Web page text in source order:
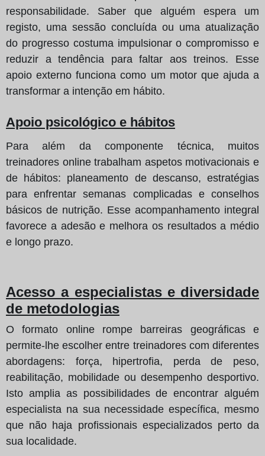
responsabilidade. Saber que alguém espera um
registo, uma sessão concluída ou uma atualização
do progresso costuma impulsionar o compromisso e
reduzir a tendência para faltar aos treinos. Esse
apoio externo funciona como um motor que ajuda a
transformar a intenção em hábito.
Apoio psicológico e hábitos
Para além da componente técnica, muitos
treinadores online trabalham aspetos motivacionais e
de hábitos: planeamento de descanso, estratégias
para enfrentar semanas complicadas e conselhos
básicos de nutrição. Esse acompanhamento integral
favorece a adesão e melhora os resultados a médio
e longo prazo.
Acesso a especialistas e diversidade
de metodologias
O formato online rompe barreiras geográficas e
permite-lhe escolher entre treinadores com diferentes
abordagens: força, hipertrofia, perda de peso,
reabilitação, mobilidade ou desempenho desportivo.
Isto amplia as possibilidades de encontrar alguém
especialista na sua necessidade específica, mesmo
que não haja profissionais especializados perto da
sua localidade.